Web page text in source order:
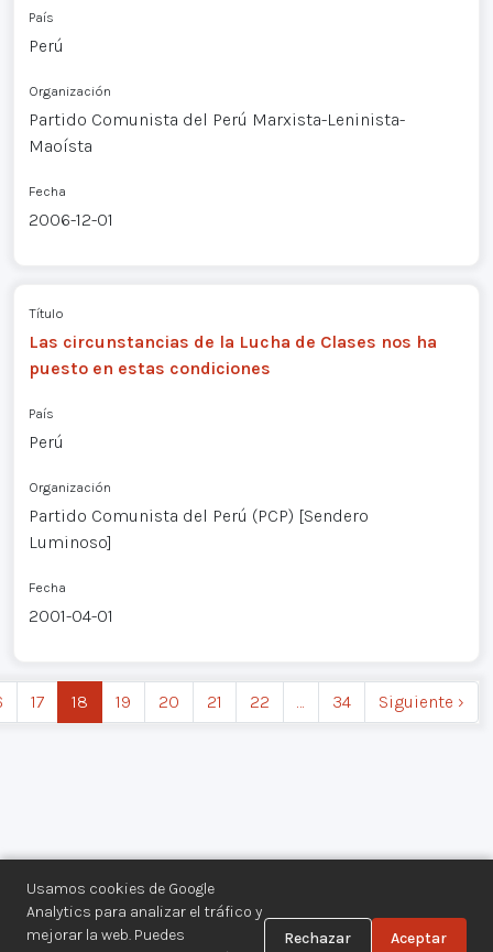
Usamos cookies de Google
Analytics para analizar el tráfico y
mejorar la web. Puedes
Rechazar Aceptar
País
Perú
Organización
Partido Comunista del Perú Marxista-Leninista-
Maoísta
Fecha
2006-12-01
Título
Las circunstancias de la Lucha de Clases nos ha
puesto en estas condiciones
País
Perú
Organización
Partido Comunista del Perú (PCP) [Sendero
Luminoso]
Fecha
2001-04-01
17 18 19 20 21 22 … 34 Siguiente ›
Centro de Documentación de los